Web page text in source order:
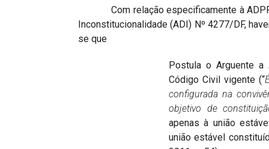
Com relação especificamente à ADPF
Inconstitucionalidade (ADI) Nº 4277/DF,
se que
Postula o Arguente a
Código Civil vigente (“
configurada na
objetivo de
apenas à união
união estável